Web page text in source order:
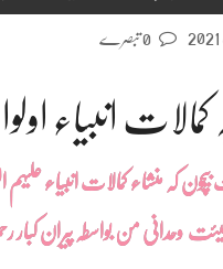
انبیاء
کہ منشاء کمالات انبیاء علیہم
وحدانی من بواسطہ پیران کبار